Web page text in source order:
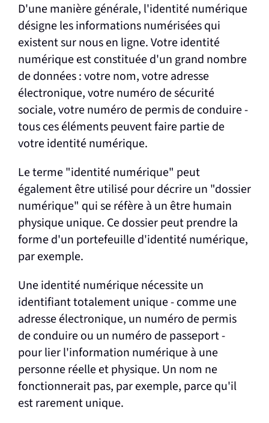
D'une manière générale, l'identité numérique
désigne les informations numérisées qui
existent sur nous en ligne. Votre identité
numérique est constituée d'un grand nombre
de données : votre nom, votre adresse
électronique, votre numéro de sécurité
sociale, votre numéro de permis de conduire -
tous ces éléments peuvent faire partie de
votre identité numérique.
Le terme "identité numérique" peut
également être utilisé pour décrire un "dossier
numérique" qui se réfère à un être humain
physique unique. Ce dossier peut prendre la
forme d'un portefeuille d'identité numérique,
par exemple.
Une identité numérique nécessite un
identifiant totalement unique - comme une
adresse électronique, un numéro de permis
de conduire ou un numéro de passeport -
pour lier l'information numérique à une
personne réelle et physique. Un nom ne
fonctionnerait pas, par exemple, parce qu'il
est rarement unique.